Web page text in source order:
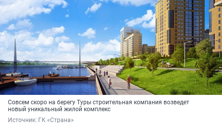
Совсем скоро на берегу Туры строительная компания возведет
новый уникальный жилой комплекс
Источник: ГК «Страна»